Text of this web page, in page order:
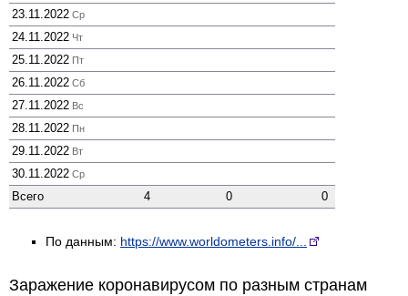
23.11.2022 Ср
24.11.2022 Чт
25.11.2022 Пт
26.11.2022 Сб
27.11.2022 Вс
28.11.2022 Пн
29.11.2022 Вт
30.11.2022 Ср
Всего 4 0 0
По данным: https://www.worldometers.info/...
Заражение коронавирусом по разным странам